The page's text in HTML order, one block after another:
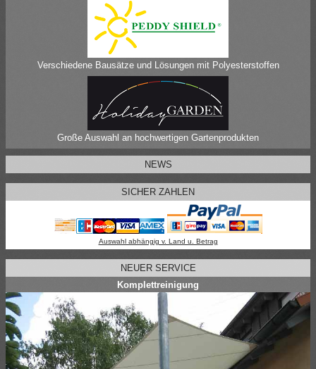
Verschiedene Bausätze und Lösungen mit Polyesterstoffen
Große Auswahl an hochwertigen Gartenprodukten
NEWS
SICHER ZAHLEN
Auswahl abhängig v. Land u. Betrag
NEUER SERVICE
Komplettreinigung